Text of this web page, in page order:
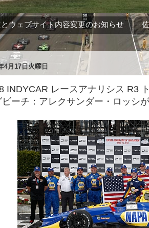
ウェブサイト内容変更のお知らせ
4月17日火曜日
INDYCAR レースアナリシス R3
ビーチ：アレクサンダー・ロッシ